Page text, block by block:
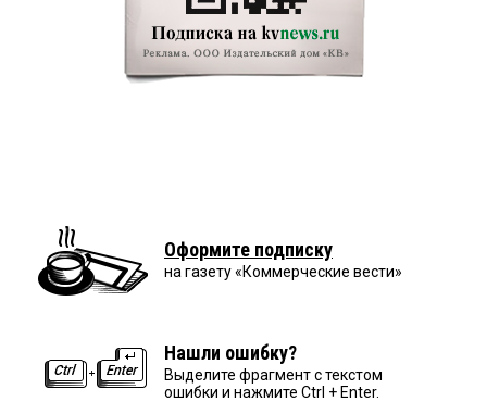
Оформите подписку
на газету «Коммерческие вести»
Нашли ошибку?
Выделите фрагмент с текстом
ошибки и нажмите Ctrl + Enter.